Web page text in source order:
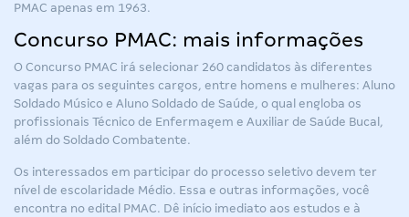
PMAC apenas em 1963.
Concurso PMAC: mais informações
O Concurso PMAC irá selecionar 260 candidatos às diferentes
vagas para os seguintes cargos, entre homens e mulheres: Aluno
Soldado Músico e Aluno Soldado de Saúde, o qual engloba os
profissionais Técnico de Enfermagem e Auxiliar de Saúde Bucal,
além do Soldado Combatente.
Os interessados em participar do processo seletivo devem ter
nível de escolaridade Médio. Essa e outras informações, você
encontra no edital PMAC. Dê início imediato aos estudos e à